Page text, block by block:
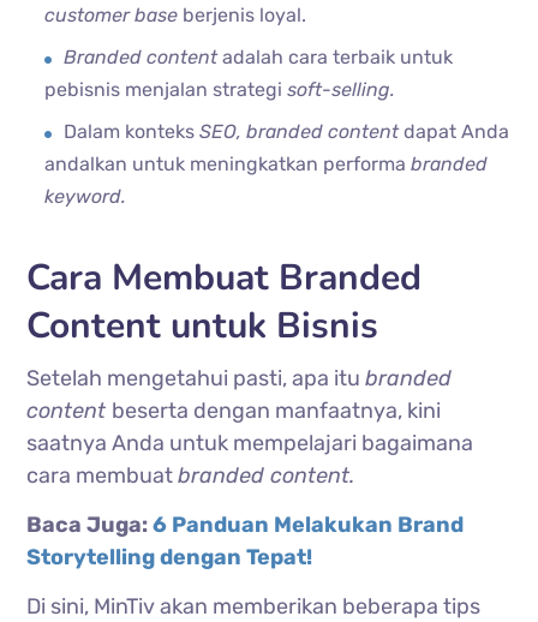
customer base berjenis loyal.
Branded contentadalah cara terbaik untuk
pebisnis menjalan strategisoft-selling.
Dalam konteksSEO, branded contentdapat Anda
andalkan untuk meningkatkan performabranded
keyword.
Cara Membuat Branded
Content untuk Bisnis
Setelah mengetahui pasti, apa itubranded
content beserta dengan manfaatnya, kini
saatnya Anda untuk mempelajari bagaimana
cara membuatbranded content.
Baca Juga:6 Panduan Melakukan Brand
Storytelling dengan Tepat!
Di sini, MinTiv akan memberikan beberapa tips